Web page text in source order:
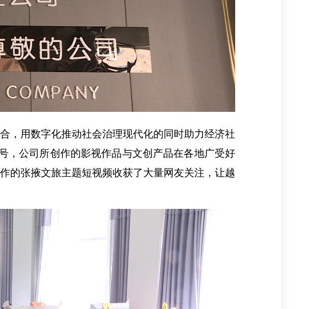
，用数字化推动社会治理现代化的同时助力经济社
，公司所创作的影视作品与文创产品在各地广受好
的张掖文旅主题短视频收获了大量网友关注，让越